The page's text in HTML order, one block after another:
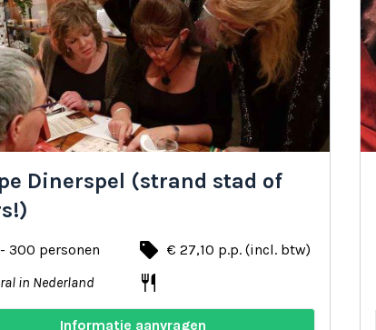
Dinerspel (strand stad of
300 personen local_offer € 27,10 p.p. (incl. btw)
in Nederland restaurant
Informatie aanvragen